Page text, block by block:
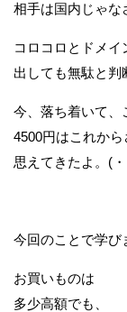
相手は国内じゃな
コロコロとドメイ
出しても無駄と判
今、落ち着いて、
4500円はこれか
思えてきたよ。(
今回のことで学び
お買いものは
多少高額でも、